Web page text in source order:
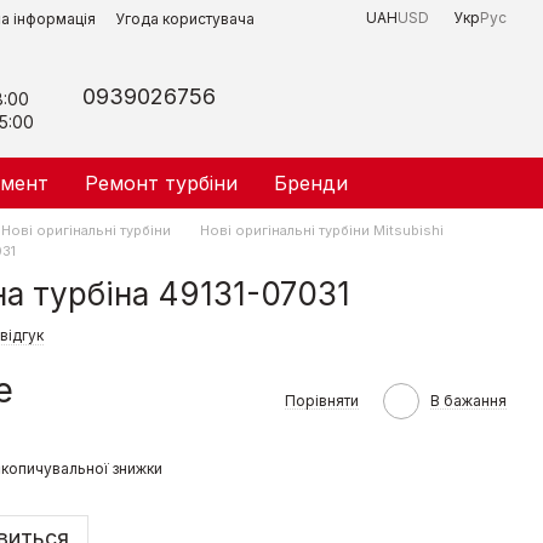
інформація Угода користувача UAHUSD УкрРус
0939026756
Ремонт турбіни Бренди
Нові оригінальні турбіни
Нові оригінальні турбіни Mitsubishi
турбіна 49131-07031
Порівняти В бажання
знижки